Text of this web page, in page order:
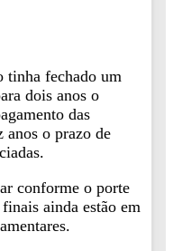
tinha fechado um
dois anos o
das
anos o prazo de
conforme o porte
ainda estão em